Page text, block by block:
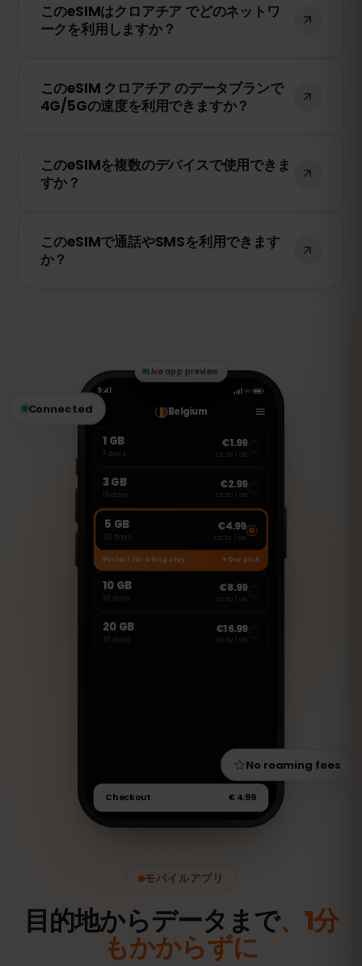
とをおすすめします。ただし、クロアチア
に到着するまでネットワークに接続しない
このeSIMはクロアチア でどのネットワ
ークを利用しますか？
のネットワークに接続します。例えば、
Tele2、Hrvatski、VIPnet などが含まれま
このeSIM クロアチア のデータプランで
4G/5Gの速度を利用できますか？
を提供し、クロアチア で5Gが利用可能な
場合は5Gにも対応しています。快適なイン
このeSIMを複数のデバイスで使用できま
すか？
と、1台のデバイスにのみ紐付けられます。
スマートフォンを変更する場合は、新しい
このeSIMで通話やSMSを利用できます
か？